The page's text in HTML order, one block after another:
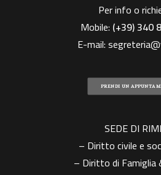
Per info o
Mobile: (+39)340
E-mail:
PRENDI UN
SEDE DI
– Diritto civile e
– Diritto di Famiglia